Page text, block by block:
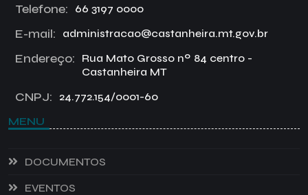
Telefone: 66 3197 0000
E-mail: administracao@castanheira.mt.gov.br
Endereço:
Rua Mato Grosso nº 84 centro -
Castanheira MT
CNPJ: 24.772.154/0001-60
MENU
DOCUMENTOS
EVENTOS